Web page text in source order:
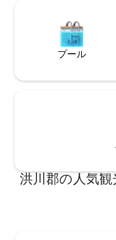
プール
洪川郡の人気